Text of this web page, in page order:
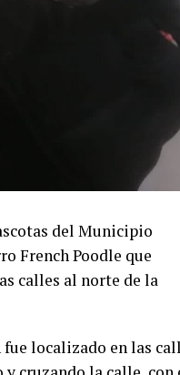
del Municipio
French Poodle que
calles al norte de la
localizado en las